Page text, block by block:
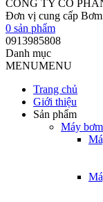
CÔNG TY CỔ
Đơn vị cung cấp
0 sản phẩm
0913985808
Danh mục
MENUMENU
Trang chủ
Giới thiệu
Sản phẩm
Máy